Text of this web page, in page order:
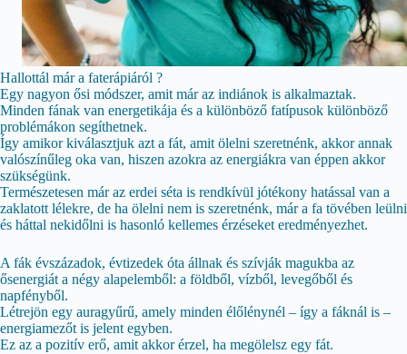
Hallottál már a faterápiáról ?
Egy nagyon ősi módszer, amit már az indiánok is alkalmaztak.
Minden fának van energetikája és a különböző fatípusok különböző
problémákon segíthetnek.
Így amikor kiválasztjuk azt a fát, amit ölelni szeretnénk, akkor annak
valószínűleg oka van, hiszen azokra az energiákra van éppen akkor
szükségünk.
Természetesen már az erdei séta is rendkívül jótékony hatással van a
zaklatott lélekre, de ha ölelni nem is szeretnénk, már a fa tövében leülni
és háttal nekidőlni is hasonló kellemes érzéseket eredményezhet.
A fák évszázadok, évtizedek óta állnak és szívják magukba az
ősenergiát a négy alapelemből: a földből, vízből, levegőből és
napfényből.
Létrejön egy auragyűrű, amely minden élőlénynél – így a fáknál is –
energiamezőt is jelent egyben.
Ez az a pozitív erő, amit akkor érzel, ha megölelsz egy fát.